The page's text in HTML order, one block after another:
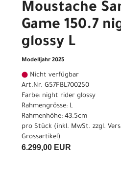
Moustache
Game 150.7
glossy L
Modelljahr 2025
Nicht verfügbar
Art.Nr. G57FBL700250
Farbe: night rider glossy
Rahmengrösse: L
Rahmenhöhe: 43.5cm
pro Stück (inkl. MwSt. zzgl.
Grossartikel)
6.299,00 EUR